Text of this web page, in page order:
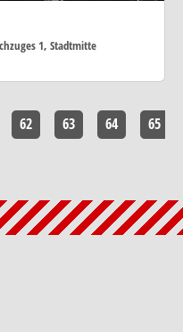
1, Stadtmitte
62 63 64 65